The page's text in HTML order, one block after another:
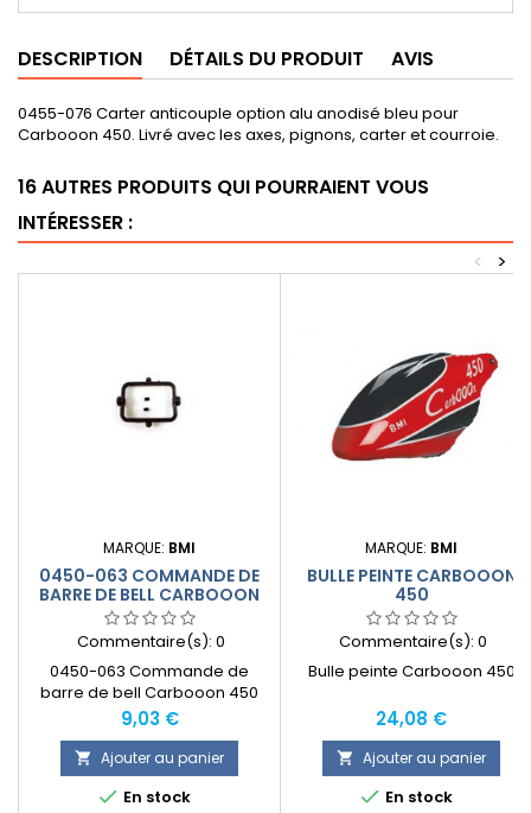
DESCRIPTION DÉTAILS DU PRODUIT AVIS
0455-076 Carter anticouple option alu anodisé bleu pour
Carbooon 450. Livré avec les axes, pignons, carter et courroie.
16 AUTRES PRODUITS QUI POURRAIENT VOUS
INTÉRESSER :
>
<
MARQUE: BMI
0450-063 COMMANDE DE
BARRE DE BELL CARBOOON
450
Commentaire(s): 0
0450-063 Commande de
barre de bell Carbooon 450
Prix
9,03 €
 Ajouter au panier
 En stock
MARQUE: BMI
BULLE PEINTE CARBOOON
450
Commentaire(s): 0
Bulle peinte Carbooon 450
Prix
24,08 €
 Ajouter au panier
 En stock